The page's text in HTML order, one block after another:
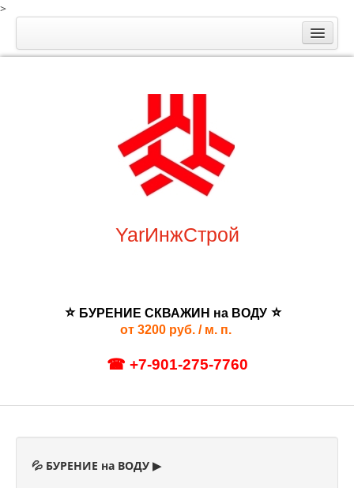
>
YarИнжСтрой
⭐ БУРЕНИЕ СКВАЖИН на ВОДУ ⭐
от 3200 руб. / м. п.
☎ +7-901-275-7760
💦 БУРЕНИЕ на ВОДУ ▶